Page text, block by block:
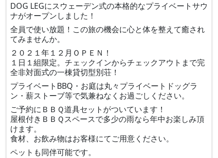
DOG LEGにスウェーデン式の本格的なプライベートサウ
ナがオープンしました！
全員で使い放題！この旅の機会に心と体を整えて癒され
てみませんか。
２０２１年１２月ＯＰＥＮ！
１日１組限定。チェックインからチェックアウトまで完
全非対面式の一棟貸切型別荘！
プライベートBBQ・お庭は丸々プライベートドッグラ
ン・薪ストーブ等で気兼ねなくお過ごしください。
ご予約にＢＢＱ道具セットがついています！
屋根付きＢＢＱスペースで多少の雨なら年中お楽しみ頂
けます。
食材、お飲み物はお客様にてご用意ください。
ペットも同伴可能です。